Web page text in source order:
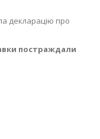
декларацію про
постраждали